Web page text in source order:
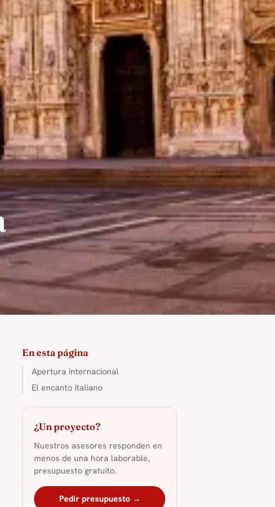
En esta página
Apertura internacional
El encanto italiano
¿Un proyecto?
Nuestros asesores responden en
menos de una hora laborable,
presupuesto gratuito.
Pedir presupuesto →